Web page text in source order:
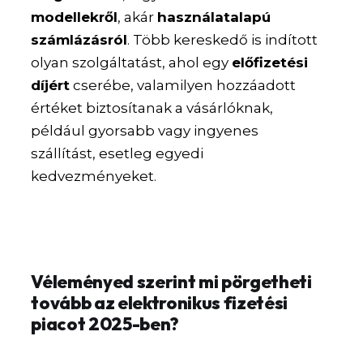
modellekről, akár használatalapú
számlázásról. Több kereskedő is indított
olyan szolgáltatást, ahol egy előfizetési
díjért cserébe, valamilyen hozzáadott
értéket biztosítanak a vásárlóknak,
például gyorsabb vagy ingyenes
szállítást, esetleg egyedi
kedvezményeket.
Véleményed szerint mi pörgetheti
tovább az elektronikus fizetési
piacot 2025-ben?